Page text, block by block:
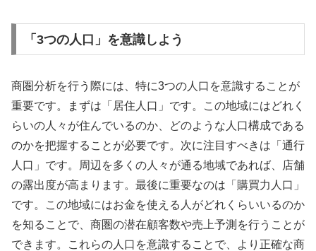
「3つの人口」を意識しよう
商圏分析を行う際には、特に3つの人口を意識することが
重要です。まずは「居住人口」です。この地域にはどれく
らいの人々が住んでいるのか、どのような人口構成である
のかを把握することが必要です。次に注目すべきは「通行
人口」です。周辺を多くの人々が通る地域であれば、店舗
の露出度が高まります。最後に重要なのは「購買力人口」
です。この地域にはお金を使える人がどれくらいいるのか
を知ることで、商圏の潜在顧客数や売上予測を行うことが
できます。これらの人口を意識することで、より正確な商